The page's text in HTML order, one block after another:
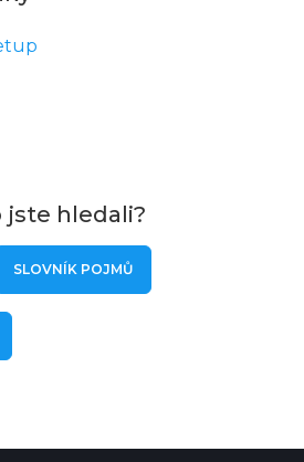
jste hledali?
SLOVNÍK POJMŮ